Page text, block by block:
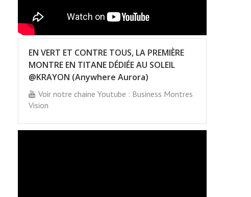
EN VERT ET CONTRE TOUS, LA PREMIÈRE
MONTRE EN TITANE DÉDIÉE AU SOLEIL
@KRAYON (Anywhere Aurora)
Voir notre chaine Youtube : Business Montres
Vision